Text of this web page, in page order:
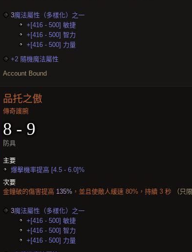
3魔法屬性（多樣化）之一
+[416 - 500] 敏捷
+[416 - 500] 智力
+[416 - 500] 力量
+2 隨機魔法屬性
Account Bound
品托之傲
傳奇護腕
8 - 9
防具
主要
爆擊機率提高 [4.5 - 6.0]%
次要
金鐘破的傷害提高 135% ，並且使敵人緩速 80%，持續 3 秒 （只
3魔法屬性（多樣化）之一
+[416 - 500] 敏捷
+[416 - 500] 智力
+[416 - 500] 力量